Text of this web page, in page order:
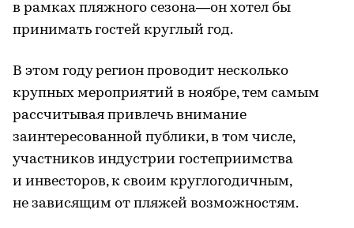
в рамках пляжного сезона—он хотел бы
принимать гостей круглый год.
В этом году регион проводит несколько
крупных мероприятий в ноябре, тем самым
рассчитывая привлечь внимание
заинтересованной публики, в том числе,
участников индустрии гостеприимства
и инвесторов, к своим круглогодичным,
не зависящим от пляжей возможностям.